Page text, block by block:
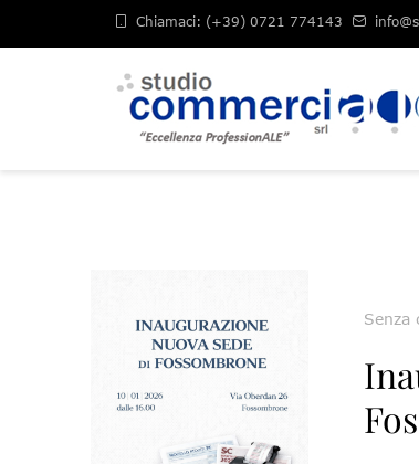
Chiamaci: (+39) 0721 774143
Senza